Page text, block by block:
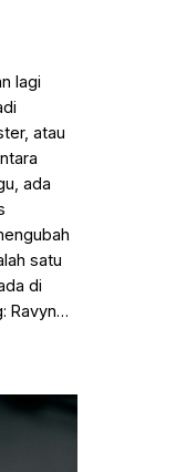
lagi
atau
ada
satu
di
Ravyn…